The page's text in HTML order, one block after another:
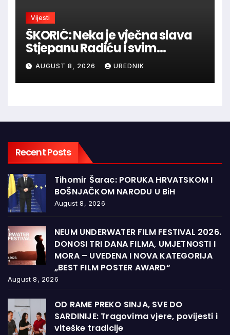
Vijesti
ŠKORIĆ: Neka je vječna slava
Stjepanu Radiću i svim
hrvatskim velikanima, a
vječna zahvalnost hrvatskim
braniteljima
AUGUST 8, 2026 UREDNIK
Recent Posts
Tihomir Šarac: PORUKA HRVATSKOM I
BOŠNJAČKOM NARODU U BiH
August 8, 2026
NEUM UNDERWATER FILM FESTIVAL 2026.
DONOSI TRI DANA FILMA, UMJETNOSTI I
MORA – UVEDENA I NOVA KATEGORIJA
„BEST FILM POSTER AWARD“
August 8, 2026
OD RAME PREKO SINJA, SVE DO
SARDINIJE: Tragovima vjere, povijesti i
viteške tradicije